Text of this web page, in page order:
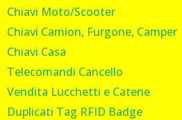
Chiavi Moto/Scooter
Chiavi Camion, Furgone, Camper
Chiavi Casa
Telecomandi Cancello
Vendita Lucchetti e Catene
Duplicati Tag RFID Badge